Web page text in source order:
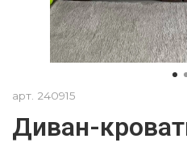
арт. 240915
Диван-